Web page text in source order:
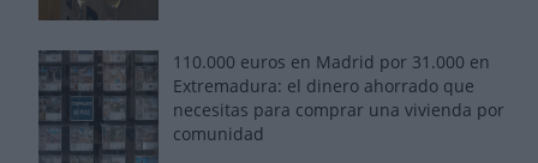
110.000 euros en Madrid por 31.000 en
Extremadura: el dinero ahorrado que
necesitas para comprar una vivienda por
comunidad